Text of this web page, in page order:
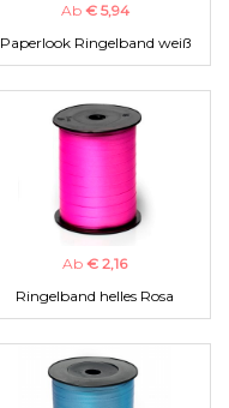
Ab € 5,94
Paperlook Ringelband weiß
Ab € 2,16
Ringelband helles Rosa